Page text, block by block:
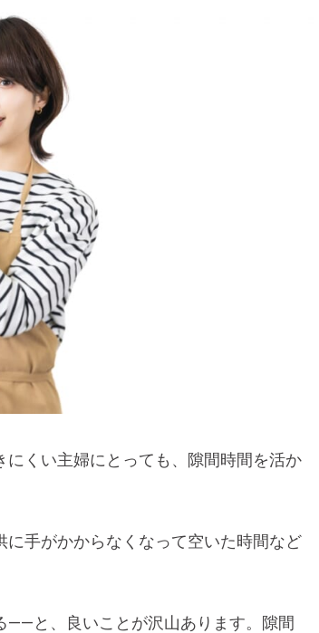
くい主婦にとっても、隙間時間を活か
手がかからなくなって空いた時間など
――と、良いことが沢山あります。隙間